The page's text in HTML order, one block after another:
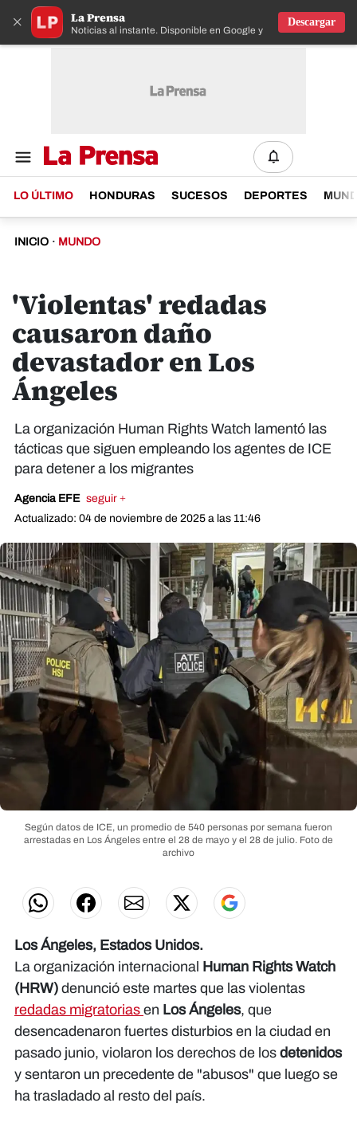
× La Prensa
Noticias al instante. Disponible en Google y IOS
Descargar
LO ÚLTIMO HONDURAS SUCESOS DEPORTES
INICIO · MUNDO
'Violentas' redadas
causaron daño
devastador en Los
Ángeles
La organización Human Rights Watch lamentó las
tácticas que siguen empleando los agentes de ICE
para detener a los migrantes
Agencia EFE seguir +
Actualizado: 04 de noviembre de 2025 a las 11:46
Según datos de ICE, un promedio de 540 personas por semana fueron
arrestadas en Los Ángeles entre el 28 de mayo y el 28 de julio. Foto de
archivo
Los Ángeles, Estados Unidos.
La organización internacional Human Rights Watch
(HRW) denunció este martes que las violentas
redadas migratorias en Los Ángeles, que
desencadenaron fuertes disturbios en la ciudad en
pasado junio, violaron los derechos de los detenidos
y sentaron un precedente de "abusos" que luego se
ha trasladado al resto del país.